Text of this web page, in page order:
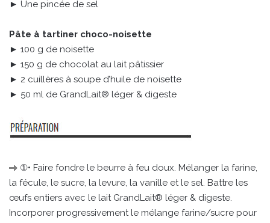
► Une pincée de sel
Pâte à tartiner choco-noisette
► 100 g de noisette
► 150 g de chocolat au lait pâtissier
► 2 cuillères à soupe d’huile de noisette
► 50 ml de GrandLait® léger & digeste
①• Faire fondre le beurre à feu doux. Mélanger la farine,
la fécule, le sucre, la levure, la vanille et le sel. Battre les
œufs entiers avec le lait GrandLait® léger & digeste.
Incorporer progressivement le mélange farine/sucre pour